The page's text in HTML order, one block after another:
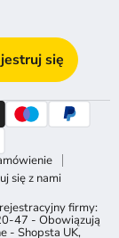
się
się z nami
firmy:
47 - Obowiązują
- Shopsta UK,